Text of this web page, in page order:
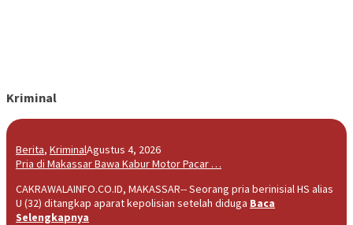
Kriminal
Berita, KriminalAgustus 4, 2026
Pria di Makassar Bawa Kabur Motor Pacar …
CAKRAWALAINFO.CO.ID, MAKASSAR-- Seorang pria berinisial HS alias
U (32) ditangkap aparat kepolisian setelah diduga Baca
Selengkapnya